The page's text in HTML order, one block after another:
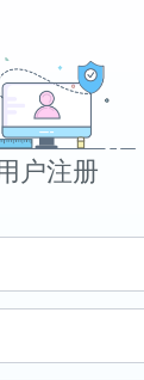
户注册